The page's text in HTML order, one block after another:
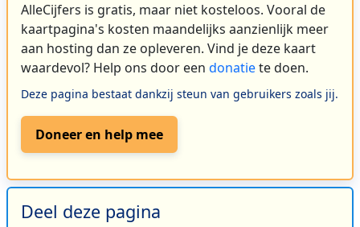
AlleCijfers is gratis, maar niet kosteloos. Vooral de
kaartpagina's kosten maandelijks aanzienlijk meer
aan hosting dan ze opleveren. Vind je deze kaart
waardevol? Help ons door een donatiete doen.
Deze pagina bestaat dankzij steun van gebruikers zoals jij.
Doneer en help mee
Deel deze pagina